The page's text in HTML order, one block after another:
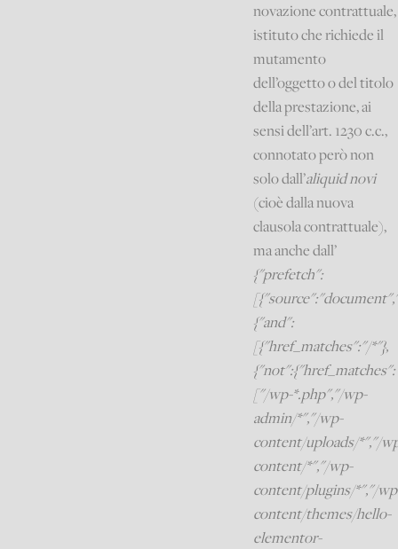
novazione contrattuale,
istituto che richiede il
mutamento
dell’oggetto o del titolo
della prestazione, ai
sensi dell’art. 1230 c.c.,
connotato però non
solo dall’aliquid novi
(cioè dalla nuova
clausola contrattuale),
ma anche dall’
{"prefetch":
{"and":
[{"href_matches":"/*"},
{"not":{"href_matches":
["/wp-*.php","/wp-
admin/*","/wp-
content/uploads/*","/
content/*","/wp-
content/plugins/*","/
content/themes/hello-
elementor-